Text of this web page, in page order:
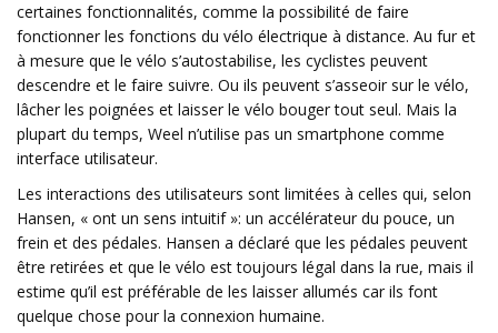
certaines fonctionnalités, comme la possibilité de faire
fonctionner les fonctions du vélo électrique à distance. Au fur et
à mesure que le vélo s’autostabilise, les cyclistes peuvent
descendre et le faire suivre. Ou ils peuvent s’asseoir sur le vélo,
lâcher les poignées et laisser le vélo bouger tout seul. Mais la
plupart du temps, Weel n’utilise pas un smartphone comme
interface utilisateur.
Les interactions des utilisateurs sont limitées à celles qui, selon
Hansen, « ont un sens intuitif »: un accélérateur du pouce, un
frein et des pédales. Hansen a déclaré que les pédales peuvent
être retirées et que le vélo est toujours légal dans la rue, mais il
estime qu’il est préférable de les laisser allumés car ils font
quelque chose pour la connexion humaine.